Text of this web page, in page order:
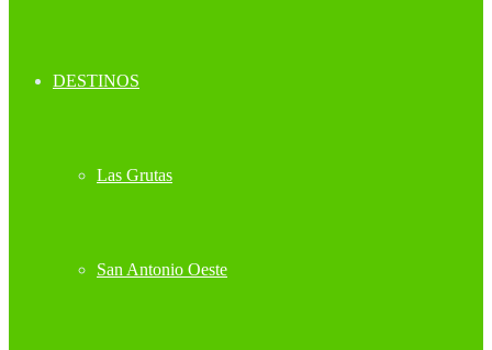
DESTINOS
Las Grutas
San Antonio Oeste